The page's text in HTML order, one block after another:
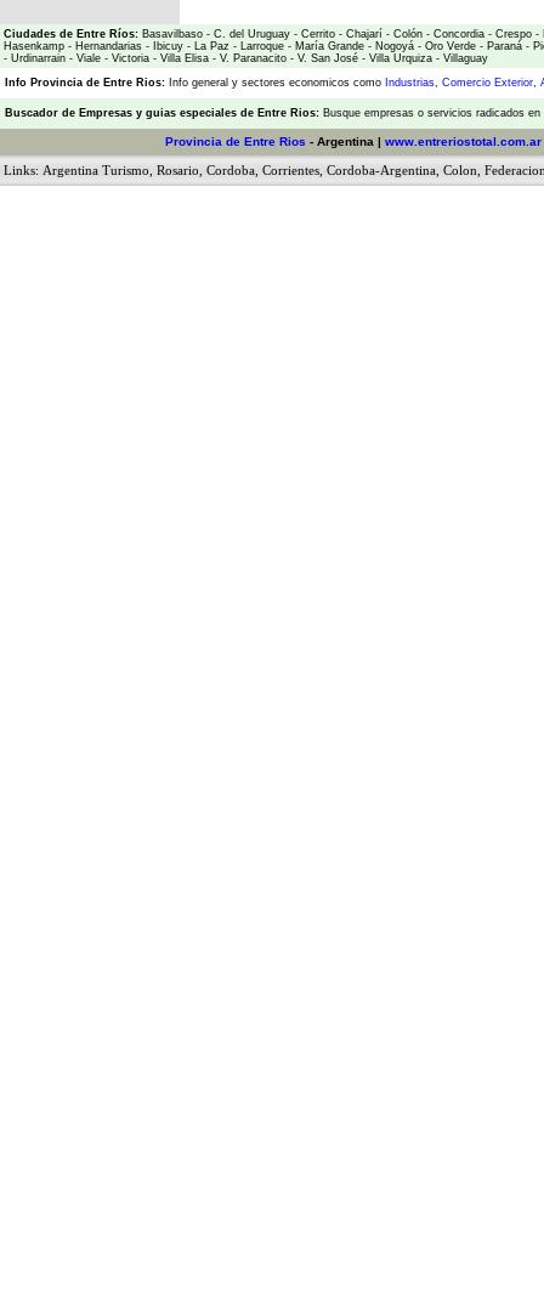
Ciudades de Entre Ríos: Basavilbaso - C. del Uruguay - Cerrito - Chajarí - Colón - Concordia - Crespo -
Hasenkamp - Hernandarias - Ibicuy - La Paz - Larroque - María Grande - Nogoyá - Oro Verde - Paraná -
- Urdinarrain - Viale - Victoria - Villa Elisa - V. Paranacito - V. San José - Villa Urquiza - Villaguay
Info Provincia de Entre Rios: Info general y sectores economicos como Industrias, Comercio Exterior,
Buscador de Empresas y guias especiales de Entre Rios: Busque empresas o servicios radicados
Provincia de Entre Rios - Argentina | www.entreriostotal.com.ar
Links: Argentina Turismo Rosario Cordoba Corrientes Cordoba-Argentina Colon